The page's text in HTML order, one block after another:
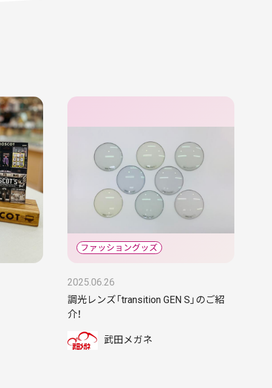
2025.06.26
調光レンズ「transition GEN S」のご紹
介！
武田メガネ